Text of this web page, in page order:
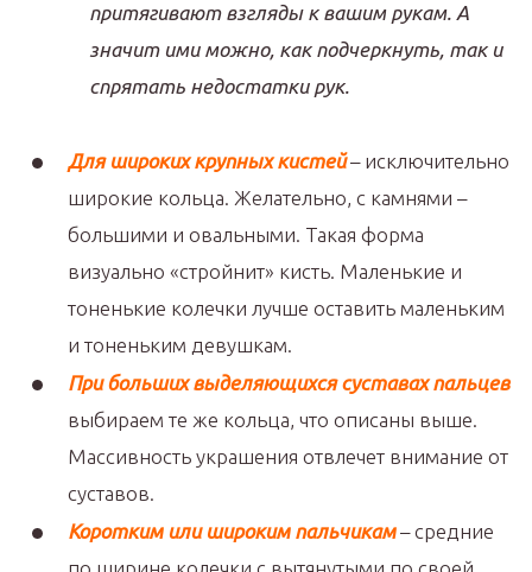
притягивают взгляды к вашим рукам. А
значит ими можно, как подчеркнуть, так и
спрятать недостатки рук.
Для широких крупных кистей– исключительно
широкие кольца. Желательно, с камнями –
большими и овальными. Такая форма
визуально «стройнит» кисть. Маленькие и
тоненькие колечки лучше оставить маленьким
и тоненьким девушкам.
При больших выделяющихся суставах пальцев
выбираем те же кольца, что описаны выше.
Массивность украшения отвлечет внимание от
суставов.
Коротким или широким пальчикам– средние